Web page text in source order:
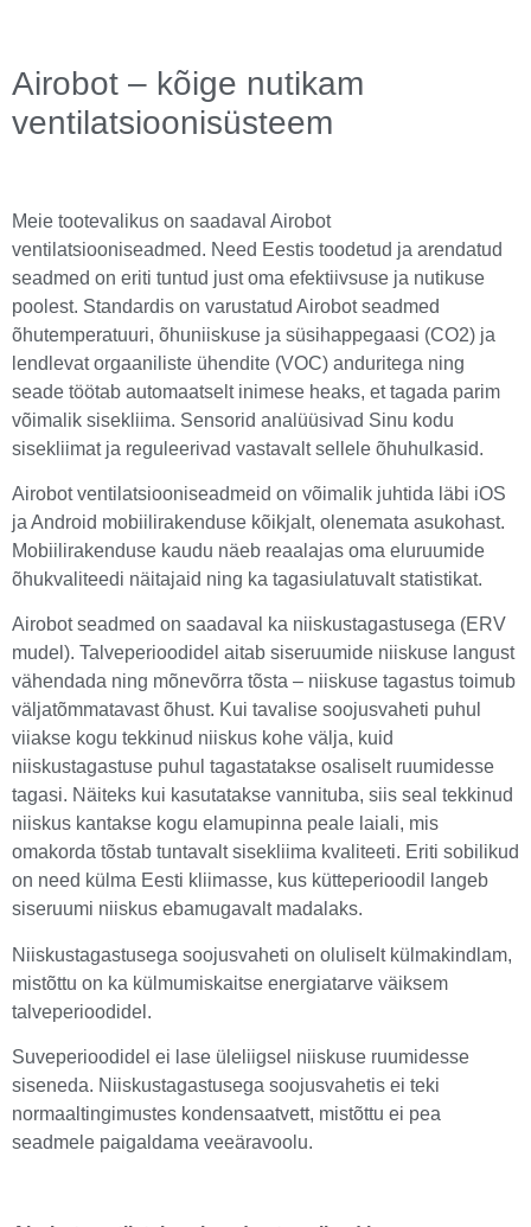
Airobot – kõige nutikam
ventilatsioonisüsteem
Meie tootevalikus on saadaval Airobot
ventilatsiooniseadmed. Need Eestis toodetud ja arendatud
seadmed on eriti tuntud just oma efektiivsuse ja nutikuse
poolest. Standardis on varustatud Airobot seadmed
õhutemperatuuri, õhuniiskuse ja süsihappegaasi (CO2) ja
lendlevat orgaaniliste ühendite (VOC) anduritega ning
seade töötab automaatselt inimese heaks, et tagada parim
võimalik sisekliima. Sensorid analüüsivad Sinu kodu
sisekliimat ja reguleerivad vastavalt sellele õhuhulkasid.
Airobot ventilatsiooniseadmeid on võimalik juhtida läbi iOS
ja Android mobiilirakenduse kõikjalt, olenemata asukohast.
Mobiilirakenduse kaudu näeb reaalajas oma eluruumide
õhukvaliteedi näitajaid ning ka tagasiulatuvalt statistikat.
Airobot seadmed on saadaval ka niiskustagastusega (ERV
mudel). Talveperioodidel aitab siseruumide niiskuse langust
vähendada ning mõnevõrra tõsta – niiskuse tagastus toimub
väljatõmmatavast õhust. Kui tavalise soojusvaheti puhul
viiakse kogu tekkinud niiskus kohe välja, kuid
niiskustagastuse puhul tagastatakse osaliselt ruumidesse
tagasi. Näiteks kui kasutatakse vannituba, siis seal tekkinud
niiskus kantakse kogu elamupinna peale laiali, mis
omakorda tõstab tuntavalt sisekliima kvaliteeti. Eriti sobilikud
on need külma Eesti kliimasse, kus kütteperioodil langeb
siseruumi niiskus ebamugavalt madalaks.
Niiskustagastusega soojusvaheti on oluliselt külmakindlam,
mistõttu on ka külmumiskaitse energiatarve väiksem
talveperioodidel.
Suveperioodidel ei lase üleliigsel niiskuse ruumidesse
siseneda. Niiskustagastusega soojusvahetis ei teki
normaaltingimustes kondensaatvett, mistõttu ei pea
seadmele paigaldama veeäravoolu.